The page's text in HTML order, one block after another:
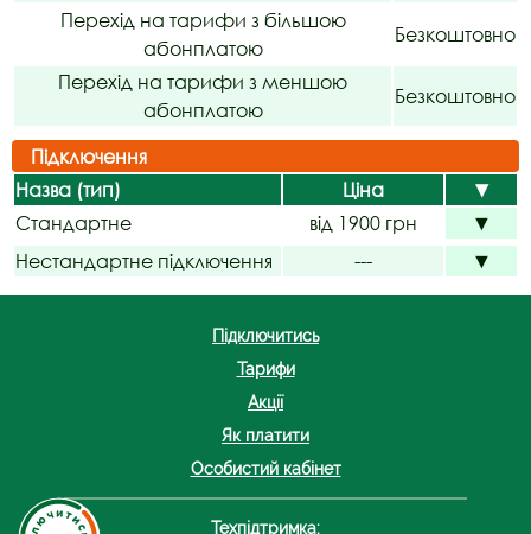
Перехід на тарифи з більшою
абонплатою
Безкоштовно
Перехід на тарифи з меншою
абонплатою
Безкоштовно
Підключення
Назва (тип)
Ціна ▼
Стандартне від 1900 грн ▼
Нестандартне підключення --- ▼
Підключитись
Тарифи
Акції
Як платити
Особистий кабінет
Техпідтримка: